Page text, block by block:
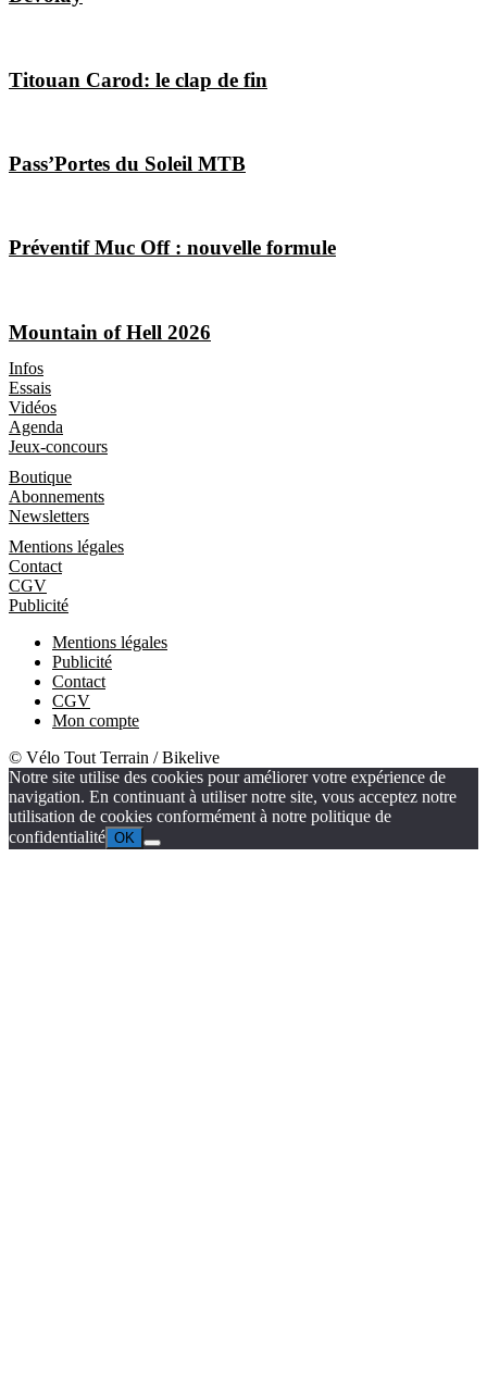
Titouan Carod: le clap de fin
Pass’Portes du Soleil MTB
Préventif Muc Off : nouvelle formule
Mountain of Hell 2026
Infos
Essais
Vidéos
Agenda
Jeux-concours
Boutique
Abonnements
Newsletters
Mentions légales
Contact
CGV
Publicité
Mentions légales
Publicité
Contact
CGV
Mon compte
© Vélo Tout Terrain / Bikelive
Notre site utilise des cookies pour améliorer votre expérience de
navigation. En continuant à utiliser notre site, vous acceptez notre
utilisation de cookies conformément à notre politique de
confidentialité OK